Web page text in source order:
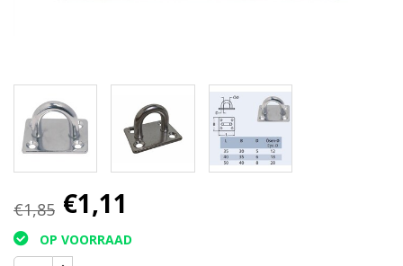
€1,85 €1,11
OP VOORRAAD